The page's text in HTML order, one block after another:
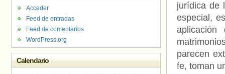
jurídica de
especial,
aplicación
parecen
fe, toman
Acceder
Feed de entradas
Feed de comentarios
WordPress.org
Calendario